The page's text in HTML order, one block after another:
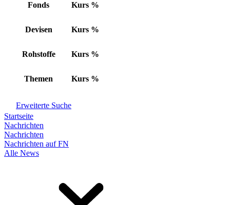
Fonds Kurs %
Devisen Kurs %
Rohstoffe Kurs %
Themen Kurs %
Erweiterte Suche
Startseite
Nachrichten
Nachrichten
Nachrichten auf FN
Alle News